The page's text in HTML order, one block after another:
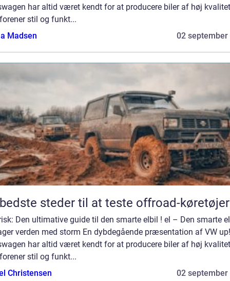
har altid været kendt for at producere biler af høj
stil og funkt...
Madsen
02 september
steder til at teste offroad-køretøjer
Den ultimative guide til den smarte elbil ! el – Den smarte
verden med storm En dybdegående præsentation af VW
har altid været kendt for at producere biler af høj
stil og funkt...
Christensen
02 september